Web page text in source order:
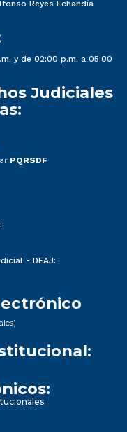
Reyes Echandía
y de 02:00 p.m. a 05:00
Judiciales
PQRSDF
- DEAJ: